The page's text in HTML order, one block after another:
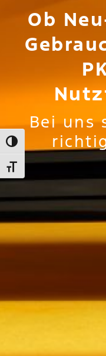
UMSCHALTEN AUF
SCHRIFT
Ob
Bei uns